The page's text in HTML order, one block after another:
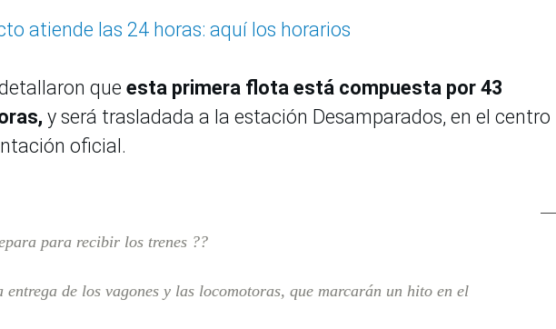
atiende las 24 horas: aquí los horarios
que esta primera flota está compuesta por 43
y será trasladada a la estación Desamparados, en el centro
oficial.
para recibir los trenes ??
de los vagones y las locomotoras, que marcarán un hito en el